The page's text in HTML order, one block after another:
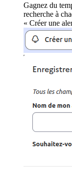
Gagnez du
recherche à
« Créer une